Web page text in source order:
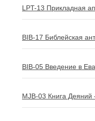
LPT-13 Прикладная
BIB-17 Библейская
BIB-05 Введение в
MJB-03 Книга